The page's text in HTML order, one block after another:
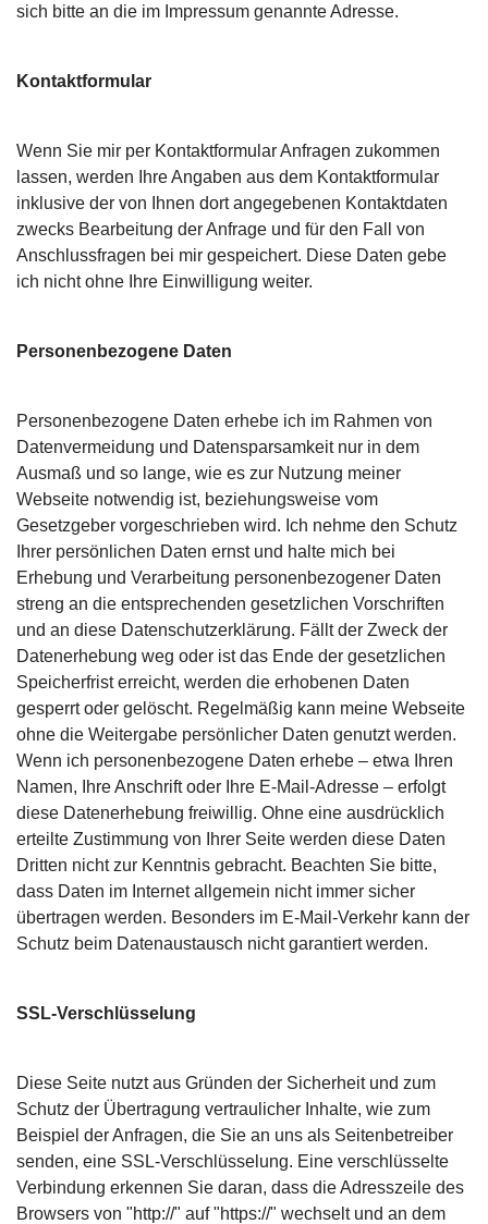
sich bitte an die im Impressum genannte Adresse.
Kontaktformular
Wenn Sie mir per Kontaktformular Anfragen zukommen
lassen, werden Ihre Angaben aus dem Kontaktformular
inklusive der von Ihnen dort angegebenen Kontaktdaten
zwecks Bearbeitung der Anfrage und für den Fall von
Anschlussfragen bei mir gespeichert. Diese Daten gebe
ich nicht ohne Ihre Einwilligung weiter.
Personenbezogene Daten
Personenbezogene Daten erhebe ich im Rahmen von
Datenvermeidung und Datensparsamkeit nur in dem
Ausmaß und so lange, wie es zur Nutzung meiner
Webseite notwendig ist, beziehungsweise vom
Gesetzgeber vorgeschrieben wird. Ich nehme den Schutz
Ihrer persönlichen Daten ernst und halte mich bei
Erhebung und Verarbeitung personenbezogener Daten
streng an die entsprechenden gesetzlichen Vorschriften
und an diese Datenschutzerklärung. Fällt der Zweck der
Datenerhebung weg oder ist das Ende der gesetzlichen
Speicherfrist erreicht, werden die erhobenen Daten
gesperrt oder gelöscht. Regelmäßig kann meine Webseite
ohne die Weitergabe persönlicher Daten genutzt werden.
Wenn ich personenbezogene Daten erhebe – etwa Ihren
Namen, Ihre Anschrift oder Ihre E-Mail-Adresse – erfolgt
diese Datenerhebung freiwillig. Ohne eine ausdrücklich
erteilte Zustimmung von Ihrer Seite werden diese Daten
Dritten nicht zur Kenntnis gebracht. Beachten Sie bitte,
dass Daten im Internet allgemein nicht immer sicher
übertragen werden. Besonders im E-Mail-Verkehr kann der
Schutz beim Datenaustausch nicht garantiert werden.
SSL-Verschlüsselung
Diese Seite nutzt aus Gründen der Sicherheit und zum
Schutz der Übertragung vertraulicher Inhalte, wie zum
Beispiel der Anfragen, die Sie an uns als Seitenbetreiber
senden, eine SSL-Verschlüsselung. Eine verschlüsselte
Verbindung erkennen Sie daran, dass die Adresszeile des
Browsers von "http://" auf "https://" wechselt und an dem